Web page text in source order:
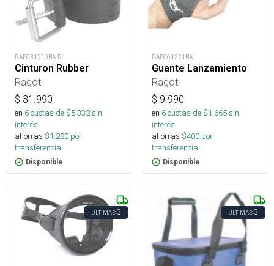
RAP031210BA-R
Cinturon Rubber
Ragot
$ 31.990
en 6cuotas de $5.332sin
interés
ahorras $1.280 por
transferencia.
Disponible
RAP061221BA
Guante Lanzamiento
Ragot
$ 9.990
en 6cuotas de $1.665sin
interés
ahorras $400 por
transferencia.
Disponible
ÚLTIMAS3 ÚLTIMAS3